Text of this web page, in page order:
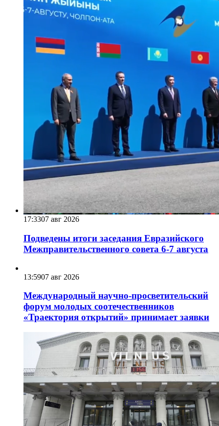
17:3307 авг 2026
Подведены итоги заседания Евразийского
Межправительственного совета 6-7 августа
13:5907 авг 2026
Международный научно-просветительский
форум молодых соотечественников
«Траектория открытий» принимает заявки